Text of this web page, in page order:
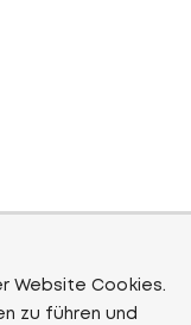
Website Cookies.
zu führen und